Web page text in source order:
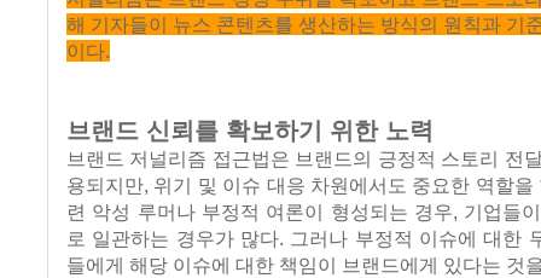
해 기자들이 뉴스 콘텐츠를 생산하는 방식의 원칙과 기
이다.
브랜드 신뢰를 확보하기 위한 노력
브랜드 저널리즘 접근법은 브랜드의 긍정적 스토리 전
용되지만, 위기 및 이슈 대응 차원에서도 중요한 역할을
련 악성 루머나 부정적 여론이 형성되는 경우, 기업들
로 일관하는 경우가 많다. 그러나 부정적 이슈에 대한
들에게 해당 이슈에 대한 책임이 브랜드에게 있다는 것